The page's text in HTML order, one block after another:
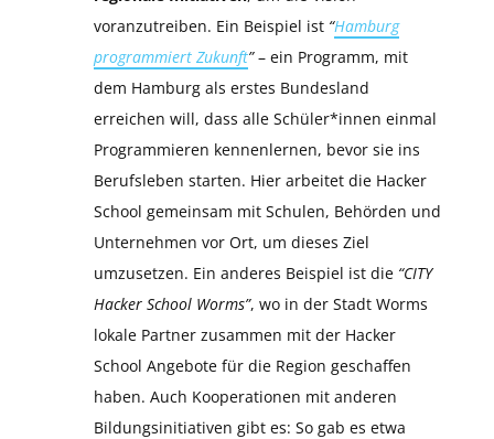
voranzutreiben. Ein Beispiel ist “Hamburg
programmiert Zukunft”– ein Programm, mit
dem Hamburg als erstes Bundesland
erreichen will, dass alle Schüler*innen einmal
Programmieren kennenlernen, bevor sie ins
Berufsleben starten. Hier arbeitet die Hacker
School gemeinsam mit Schulen, Behörden und
Unternehmen vor Ort, um dieses Ziel
umzusetzen. Ein anderes Beispiel ist die “CITY
Hacker School Worms”, wo in der Stadt Worms
lokale Partner zusammen mit der Hacker
School Angebote für die Region geschaffen
haben. Auch Kooperationen mit anderen
Bildungsinitiativen gibt es: So gab es etwa